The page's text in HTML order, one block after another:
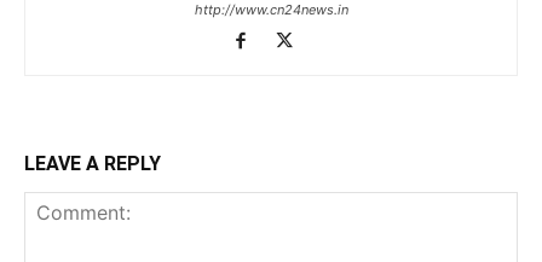
http://www.cn24news.in
LEAVE A REPLY